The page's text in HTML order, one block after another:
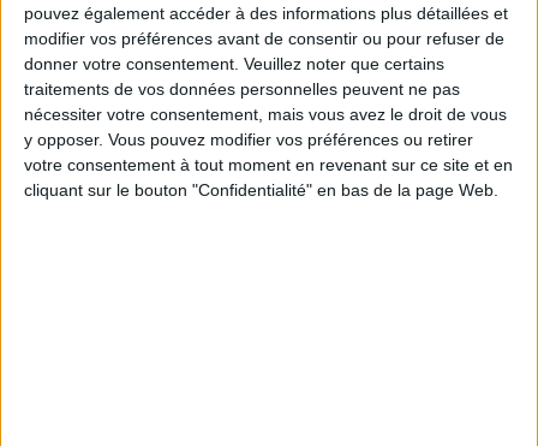
pouvez également accéder à des informations plus détaillées et
modifier vos préférences avant de consentir ou pour refuser de
donner votre consentement. Veuillez noter que certains
traitements de vos données personnelles peuvent ne pas
nécessiter votre consentement, mais vous avez le droit de vous
y opposer. Vous pouvez modifier vos préférences ou retirer
votre consentement à tout moment en revenant sur ce site et en
cliquant sur le bouton "Confidentialité" en bas de la page Web.
LE NOUVEAU PROTOCOLE BEAUTÉ DONT RAFFOLENT LES STARS